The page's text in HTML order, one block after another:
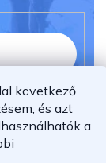
következő
és azt
a